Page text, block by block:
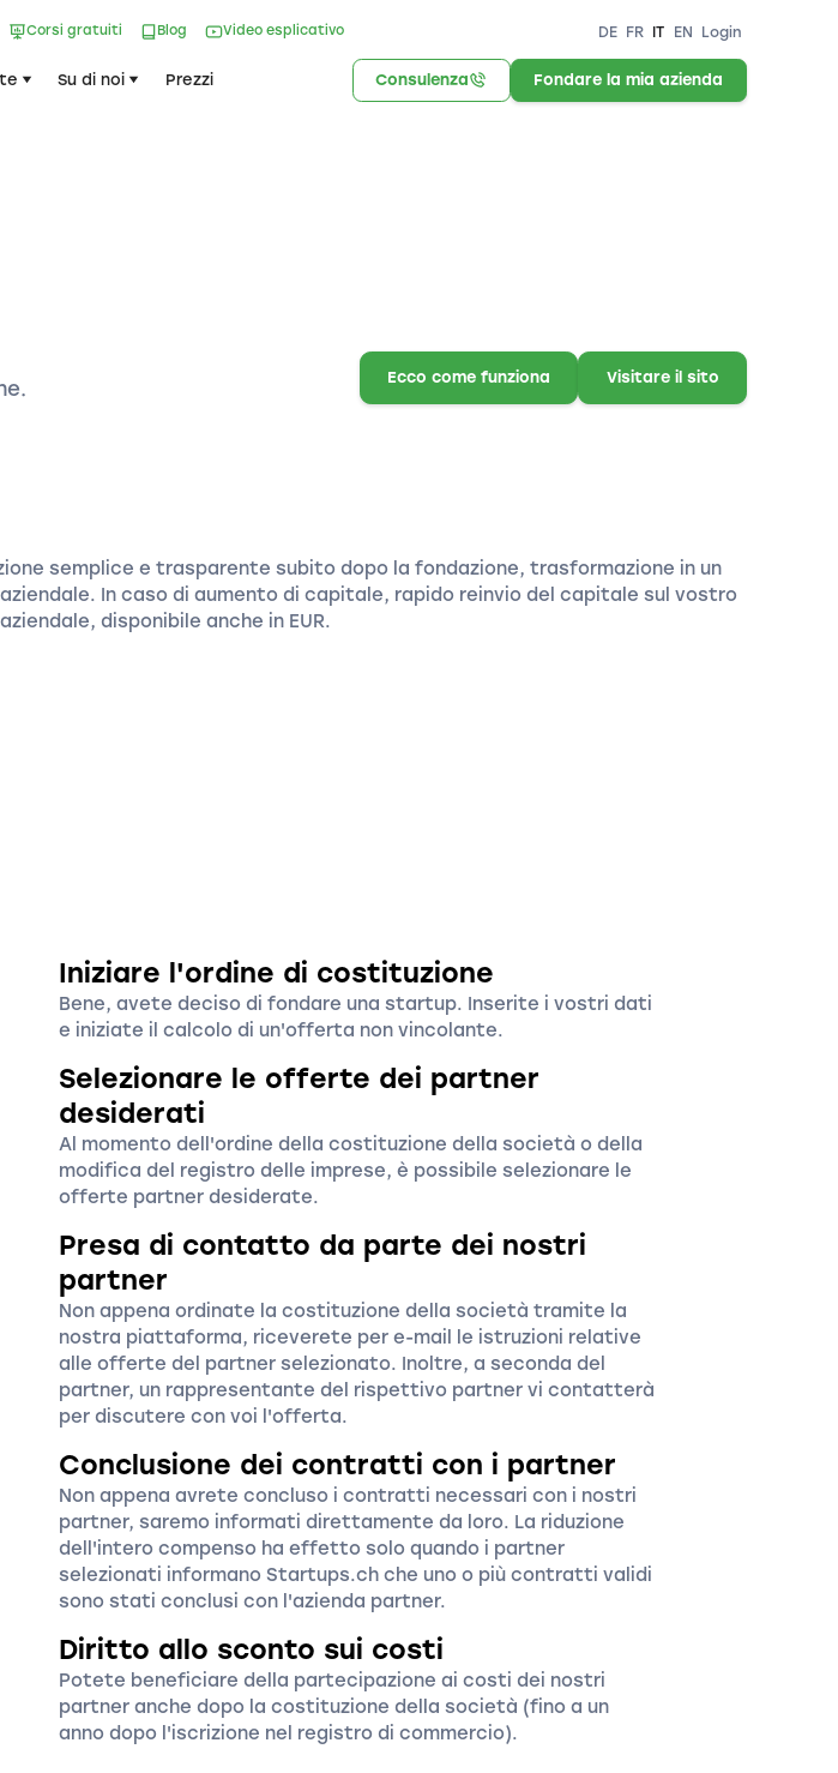
Corsi gratuiti Blog Video esplicativo DE FR IT EN Login
Su di noi Prezzi Consulenza Fondare la mia azienda
Ecco come funziona Visitare il sito
semplice e trasparente subito dopo la fondazione, trasformazione in un
In caso di aumento di capitale, rapido reinvio del capitale sul vostro
disponibile anche in EUR.
Iniziare l'ordine di costituzione
Bene, avete deciso di fondare una startup. Inserite i vostri dati
e iniziate il calcolo di un'offerta non vincolante.
Selezionare le offerte dei partner
desiderati
Al momento dell'ordine della costituzione della società o della
modifica del registro delle imprese, è possibile selezionare le
offerte partner desiderate.
Presa di contatto da parte dei nostri
partner
Non appena ordinate la costituzione della società tramite la
nostra piattaforma, riceverete per e-mail le istruzioni relative
alle offerte del partner selezionato. Inoltre, a seconda del
partner, un rappresentante del rispettivo partner vi contatterà
per discutere con voi l'offerta.
Conclusione dei contratti con i partner
Non appena avrete concluso i contratti necessari con i nostri
partner, saremo informati direttamente da loro. La riduzione
dell'intero compenso ha effetto solo quando i partner
selezionati informano Startups.ch che uno o più contratti validi
sono stati conclusi con l'azienda partner.
Diritto allo sconto sui costi
Potete beneficiare della partecipazione ai costi dei nostri
partner anche dopo la costituzione della società (fino a un
anno dopo l'iscrizione nel registro di commercio).